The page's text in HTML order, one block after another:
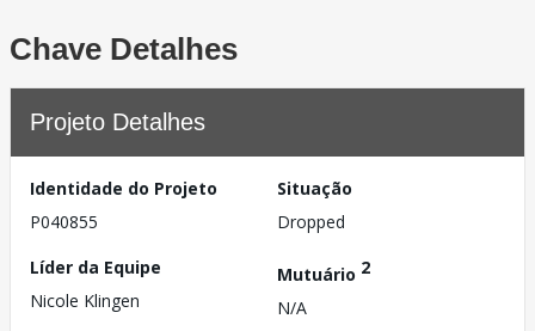
Chave Detalhes
Projeto Detalhes
Identidade do Projeto
P040855
Situação
Dropped
Líder da Equipe
Nicole Klingen
Mutuário 2
N/A